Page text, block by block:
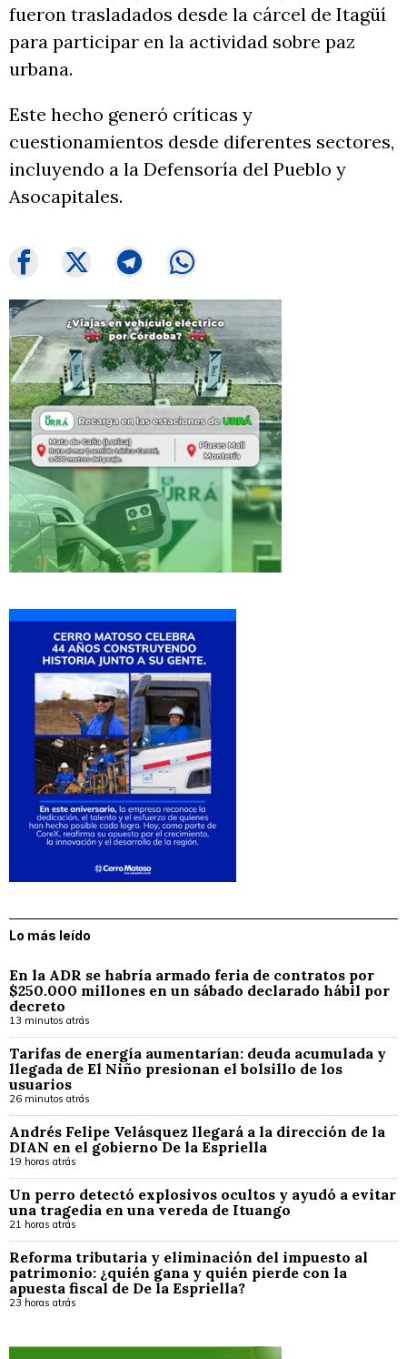
fueron trasladados desde la cárcel de Itagüí
para participar en la actividad sobre paz
urbana.
Este hecho generó críticas y
cuestionamientos desde diferentes sectores,
incluyendo a la Defensoría del Pueblo y
Asocapitales.
Lo más leído
En la ADR se habría armado feria de contratos por
$250.000 millones en un sábado declarado hábil por
decreto
13 minutos atrás
Tarifas de energía aumentarían: deuda acumulada y
llegada de El Niño presionan el bolsillo de los
usuarios
26 minutos atrás
Andrés Felipe Velásquez llegará a la dirección de la
DIAN en el gobierno De la Espriella
19 horas atrás
Un perro detectó explosivos ocultos y ayudó a evitar
una tragedia en una vereda de Ituango
21 horas atrás
Reforma tributaria y eliminación del impuesto al
patrimonio: ¿quién gana y quién pierde con la
apuesta fiscal de De la Espriella?
23 horas atrás